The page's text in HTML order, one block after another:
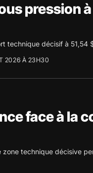
pression
technique décisif à 51,54
2026 À 23H30
face à la
zone technique décisive